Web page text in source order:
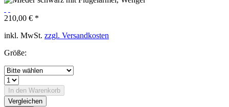
210,00 € *
inkl. MwSt. zzgl. Versandkosten
Größe:
In den Warenkorb
Vergleichen